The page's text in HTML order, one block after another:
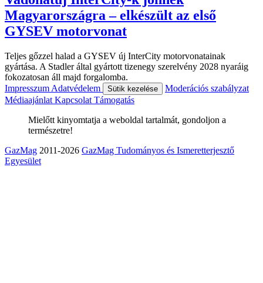
Magyarországra – elkészült az első
GYSEV motorvonat
Teljes gőzzel halad a GYSEV új InterCity motorvonatainak
gyártása. A Stadler által gyártott tizenegy szerelvény 2028 nyaráig
fokozatosan áll majd forgalomba.
Impresszum Adatvédelem Sütik kezelése
Moderációs szabályzat
Médiaajánlat Kapcsolat Támogatás
Mielőtt kinyomtatja a weboldal tartalmát, gondoljon a
természetre!
GazMag 2011-2026 GazMag Tudományos és Ismeretterjesztő
Egyesület